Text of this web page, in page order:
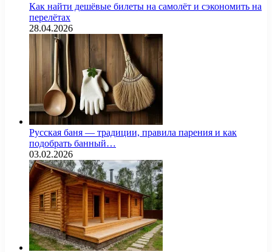
Как найти дешёвые билеты на самолёт и сэкономить на
перелётах
28.04.2026
Русская баня — традиции, правила парения и как
подобрать банный…
03.02.2026